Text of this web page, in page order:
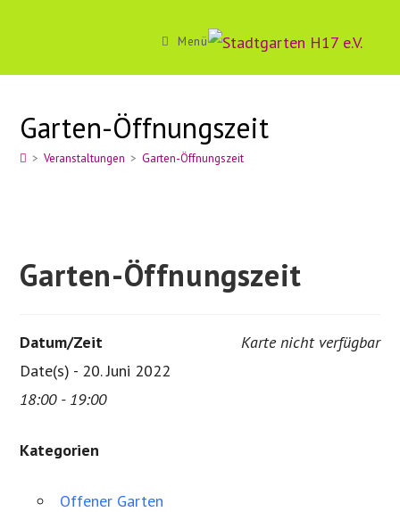
Menü
Garten-Öffnungszeit
> Veranstaltungen > Garten-Öffnungszeit
Garten-Öffnungszeit
Karte nicht verfügbar
Datum/Zeit
Date(s) - 20. Juni 2022
18:00 - 19:00
Kategorien
Offener Garten